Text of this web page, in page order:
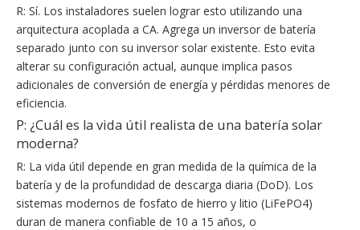
R: Sí. Los instaladores suelen lograr esto utilizando una
arquitectura acoplada a CA. Agrega un inversor de batería
separado junto con su inversor solar existente. Esto evita
alterar su configuración actual, aunque implica pasos
adicionales de conversión de energía y pérdidas menores de
eficiencia.
P: ¿Cuál es la vida útil realista de una batería solar
moderna?
R: La vida útil depende en gran medida de la química de la
batería y de la profundidad de descarga diaria (DoD). Los
sistemas modernos de fosfato de hierro y litio (LiFePO4)
duran de manera confiable de 10 a 15 años, o